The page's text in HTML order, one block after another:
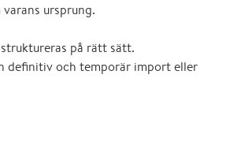
ursprung.
på rätt sätt.
definitiv och temporär import eller